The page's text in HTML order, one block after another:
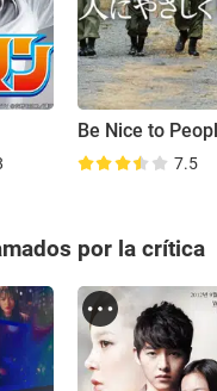
Be Nice to
7.5
por la crítica